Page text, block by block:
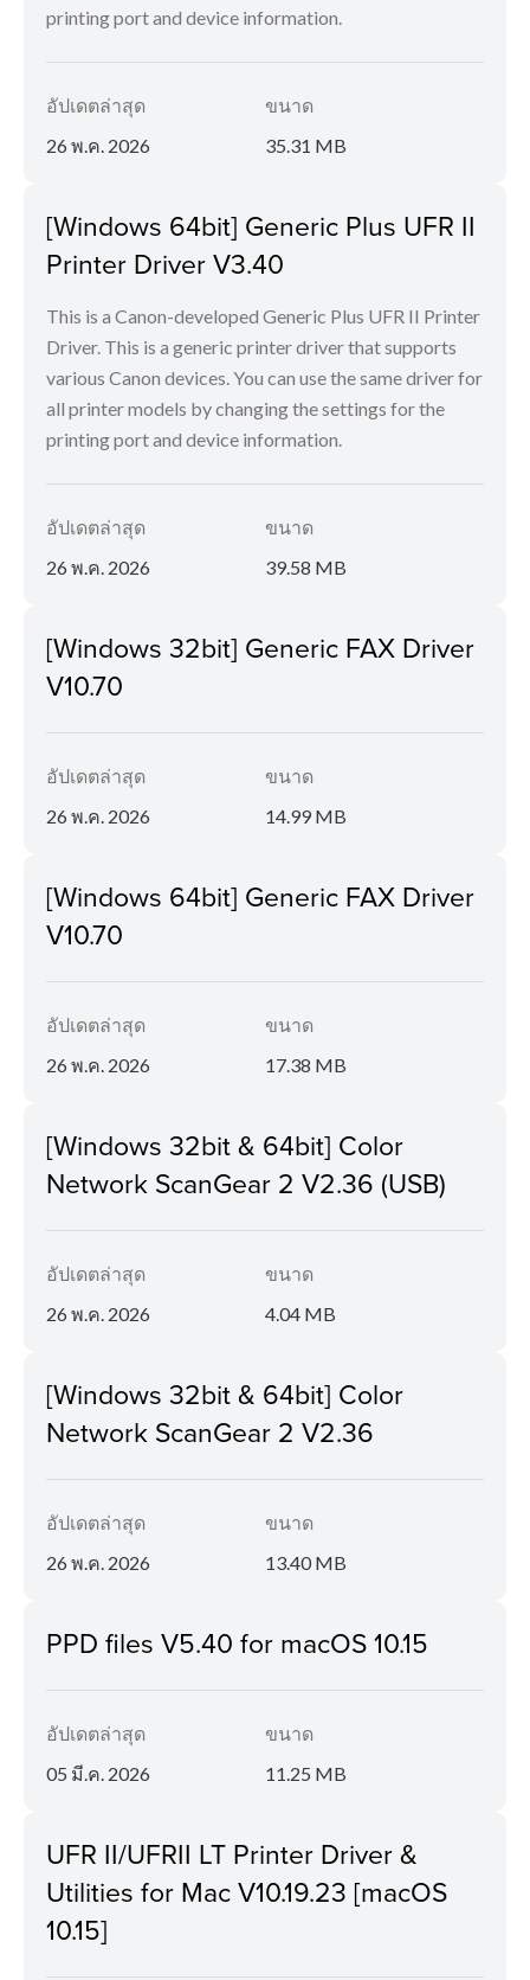
printing port and device information.
อัปเดตล่าสุด
26 พ.ค. 2026
ขนาด
35.31 MB
[Windows 64bit] Generic Plus UFR II
Printer Driver V3.40
This is a Canon-developed Generic Plus UFR II Printer
Driver. This is a generic printer driver that supports
various Canon devices. You can use the same driver for
all printer models by changing the settings for the
printing port and device information.
อัปเดตล่าสุด
26 พ.ค. 2026
ขนาด
39.58 MB
[Windows 32bit] Generic FAX Driver
V10.70
อัปเดตล่าสุด
26 พ.ค. 2026
ขนาด
14.99 MB
[Windows 64bit] Generic FAX Driver
V10.70
อัปเดตล่าสุด
26 พ.ค. 2026
ขนาด
17.38 MB
[Windows 32bit & 64bit] Color
Network ScanGear 2 V2.36 (USB)
อัปเดตล่าสุด
26 พ.ค. 2026
ขนาด
4.04 MB
[Windows 32bit & 64bit] Color
Network ScanGear 2 V2.36
อัปเดตล่าสุด
26 พ.ค. 2026
ขนาด
13.40 MB
PPD files V5.40 for macOS 10.15
อัปเดตล่าสุด
05 มี.ค. 2026
ขนาด
11.25 MB
UFR II/UFRII LT Printer Driver &
Utilities for Mac V10.19.23 [macOS
10.15]